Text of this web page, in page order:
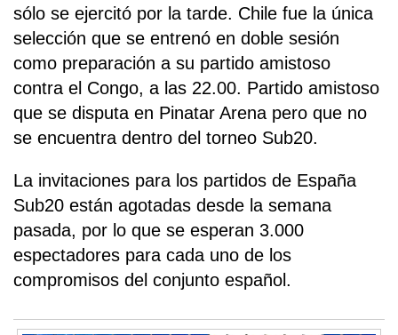
sólo se ejercitó por la tarde. Chile fue la única
selección que se entrenó en doble sesión
como preparación a su partido amistoso
contra el Congo, a las 22.00. Partido amistoso
que se disputa en Pinatar Arena pero que no
se encuentra dentro del torneo Sub20.
La invitaciones para los partidos de España
Sub20 están agotadas desde la semana
pasada, por lo que se esperan 3.000
espectadores para cada uno de los
compromisos del conjunto español.